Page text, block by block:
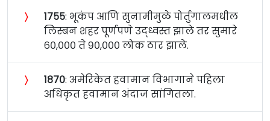
〉 १७५५: भूकंप आणि सुनामीमुळे पोर्तुगालमधील
लिस्बन शहर पूर्णपणे उद्ध्वस्त झाले तर सुमारे
६०,००० ते ९०,००० लोक ठार झाले.
〉 १८७०: अमेरिकेत हवामान विभागाने पहिला
अधिकृत हवामान अंदाज सांगितला.